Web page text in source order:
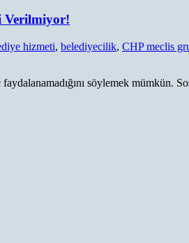
Verilmiyor!
hizmeti, belediyecilik, CHP meclis
söylemek mümkün.